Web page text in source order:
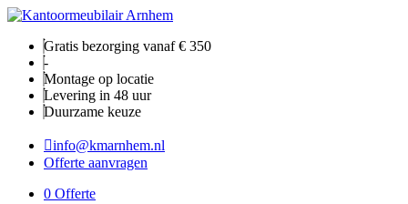
Gratis bezorging vanaf € 350
-
Montage op locatie
Levering in 48 uur
Duurzame keuze
info@kmarnhem.nl
Offerte aanvragen
0 Offerte